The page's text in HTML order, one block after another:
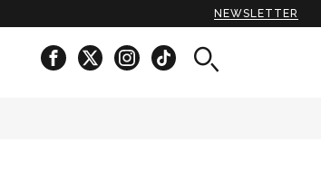
NEWSLETTER